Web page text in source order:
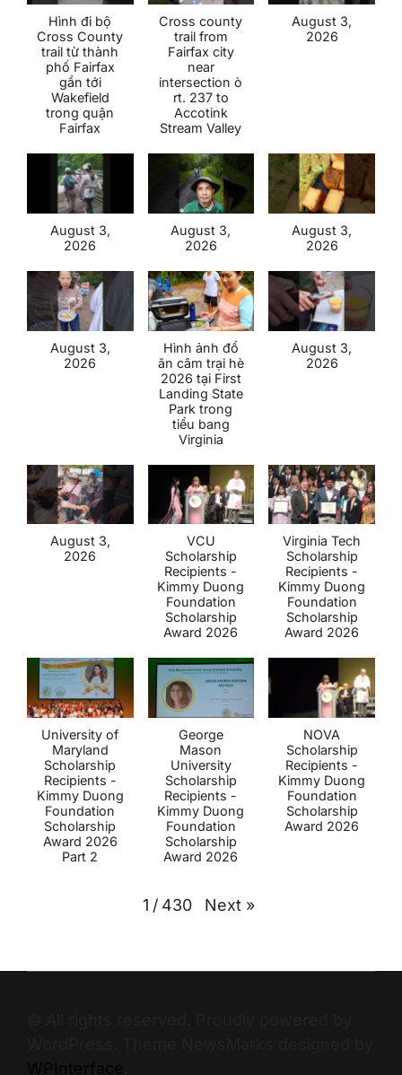
Hình đi bộ
Cross County
trail từ thành
phố Fairfax
gần tới
Wakefield
trong quận
Fairfax
Cross county
trail from
Fairfax city
near
intersection ò
rt. 237 to
Accotink
Stream Valley
August 3,
2026
August 3,
2026
August 3,
2026
August 3,
2026
August 3,
2026
Hình ảnh đổ
ăn câm trại hè
2026 tại First
Landing State
Park trong
tiểu bang
Virginia
August 3,
2026
August 3,
2026
VCU
Scholarship
Recipients -
Kimmy Duong
Foundation
Scholarship
Award 2026
Virginia Tech
Scholarship
Recipients -
Kimmy Duong
Foundation
Scholarship
Award 2026
University of
Maryland
Scholarship
Recipients -
Kimmy Duong
Foundation
Scholarship
Award 2026
Part 2
George
Mason
University
Scholarship
Recipients -
Kimmy Duong
Foundation
Scholarship
Award 2026
NOVA
Scholarship
Recipients -
Kimmy Duong
Foundation
Scholarship
Award 2026
1 / 430 Next »